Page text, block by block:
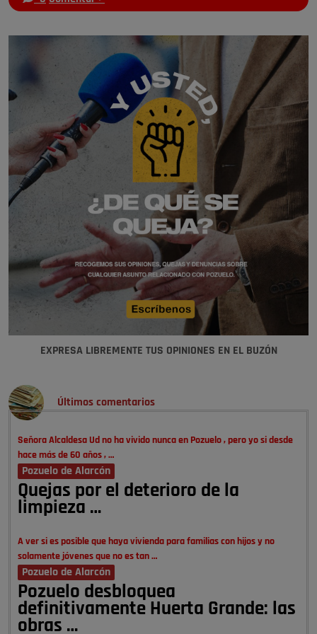
EXPRESA LIBREMENTE TUS OPINIONES EN EL BUZÓN
Últimos comentarios
Señora Alcaldesa Ud no ha vivido nunca en Pozuelo , pero yo si desde
hace más de 60 años , …
Pozuelo de Alarcón
Quejas por el deterioro de la
limpieza …
A ver si es posible que haya vivienda para familias con hijos y no
solamente jóvenes que no es tan …
Pozuelo de Alarcón
Pozuelo desbloquea
definitivamente Huerta Grande: las
obras …